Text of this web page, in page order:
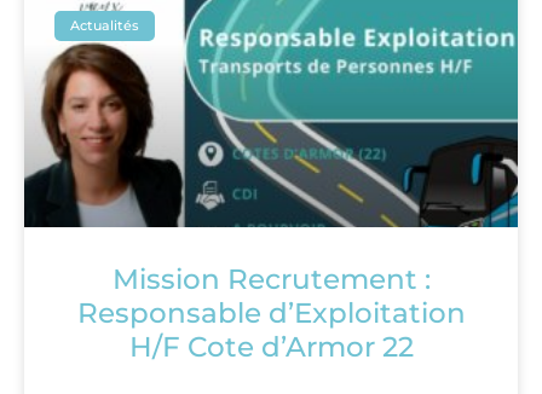
Actualités
Mission Recrutement :
Responsable d’Exploitation
H/F Cote d’Armor 22